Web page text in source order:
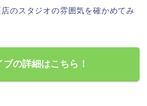
のスタジオの雰囲気を確かめてみ
ブの詳細はこちら！